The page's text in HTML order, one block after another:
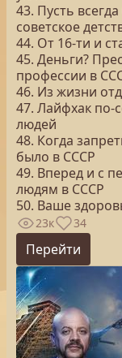
43. Пусть
советское
44. От 16-ти и
45. Деньги?
профессии в
46. Из жизни
47. Лайфхак по-
людей
48. Когда
было в СССР
49. Вперед и с
людям в СССР
50. Ваше
23к 34
Перейти